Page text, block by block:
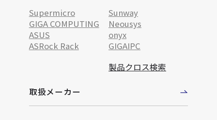
Supermicro
Sunway
GIGA COMPUTING
Neousys
ASUS
onyx
ASRock Rack
GIGAIPC
製品クロス検索
取扱メーカー